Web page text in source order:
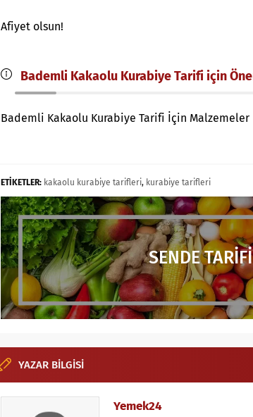
Afiyet olsun!
Bademli Kakaolu Kurabiye Tarifi için
Bademli Kakaolu Kurabiye Tarifi İçin Malzemeler
ETİKETLER: kakaolu kurabiye tarifleri, kurabiye tarifleri
SENDE
YAZAR BİLGİSİ
Yemek24